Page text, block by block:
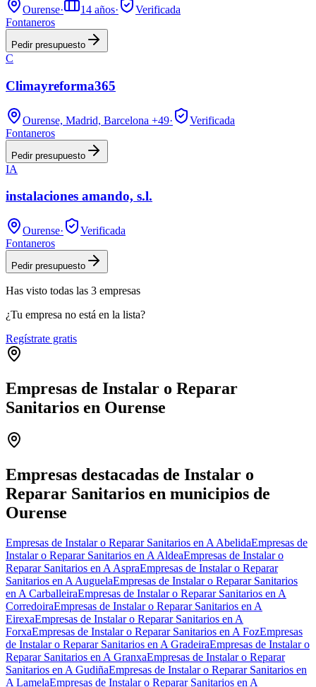
Ourense· 14 años·
Verificada
Fontaneros
Pedir presupuesto
C
Climayreforma365
Ourense, Madrid, Barcelona +49·
Verificada
Fontaneros
Pedir presupuesto
IA
instalaciones amando, s.l.
Ourense·
Verificada
Fontaneros
Pedir presupuesto
Has visto todas las 3 empresas
¿Tu empresa no está en la lista?
Regístrate gratis
Empresas de Instalar o Reparar
Sanitarios en Ourense
−
Empresas destacadas de Instalar o
Reparar Sanitarios en municipios de
Ourense
Empresas de Instalar o Reparar Sanitarios en A AbelidaEmpresas de
Instalar o Reparar Sanitarios en A AldeaEmpresas de Instalar o
Reparar Sanitarios en A AspraEmpresas de Instalar o Reparar
Sanitarios en A AuguelaEmpresas de Instalar o Reparar Sanitarios
en A CarballeiraEmpresas de Instalar o Reparar Sanitarios en A
CorredoiraEmpresas de Instalar o Reparar Sanitarios en A
EirexaEmpresas de Instalar o Reparar Sanitarios en A
ForxaEmpresas de Instalar o Reparar Sanitarios en A FozEmpresas
de Instalar o Reparar Sanitarios en A GradeiraEmpresas de Instalar o
Reparar Sanitarios en A GranxaEmpresas de Instalar o Reparar
Sanitarios en A GudiñaEmpresas de Instalar o Reparar Sanitarios en
A LamelaEmpresas de Instalar o Reparar Sanitarios en A